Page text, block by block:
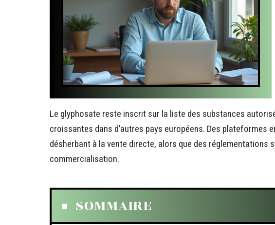
Le glyphosate reste inscrit sur la liste des substances
croissantes dans d’autres pays européens. Des plateformes
désherbant à la vente directe, alors que des réglementations
commercialisation.
SOMMAIRE